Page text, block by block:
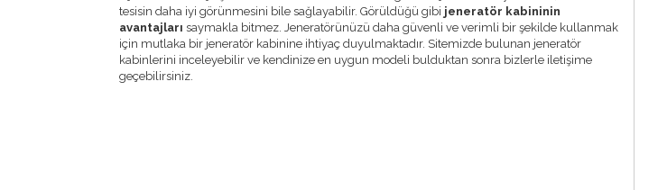
tesisin daha iyi görünmesini bile sağlayabilir. Görüldüğü gibi jeneratör kabininin
avantajları saymakla bitmez. Jeneratörünüzü daha güvenli ve verimli bir şekilde kullanmak
için mutlaka bir jeneratör kabinine ihtiyaç duyulmaktadır. Sitemizde bulunan jeneratör
kabinlerini inceleyebilir ve kendinize en uygun modeli bulduktan sonra bizlerle iletişime
geçebilirsiniz.